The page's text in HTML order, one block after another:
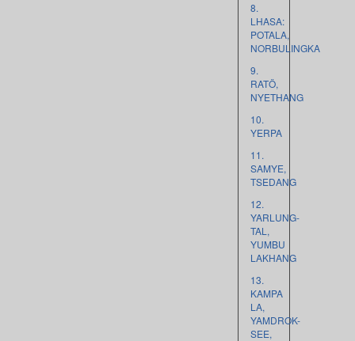
8.
LHASA:
POTALA,
NORBULINGKA
9.
RATÖ,
NYETHANG
10.
YERPA
11.
SAMYE,
TSEDANG
12.
YARLUNG-
TAL,
YUMBU
LAKHANG
13.
KAMPA
LA,
YAMDROK-
SEE,